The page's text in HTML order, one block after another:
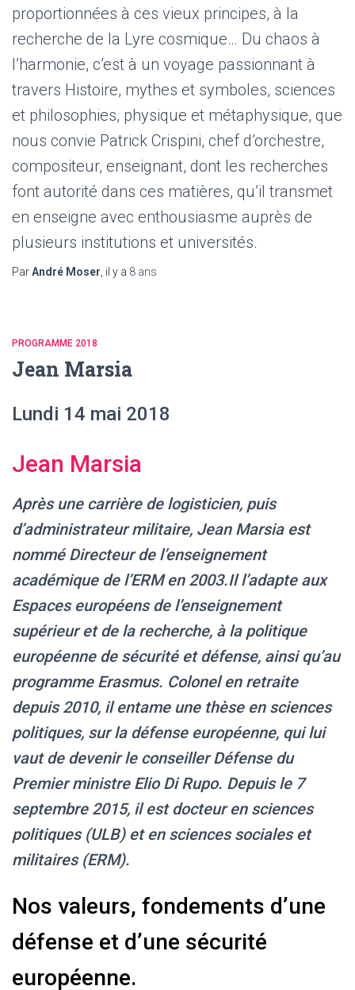
proportionnées à ces vieux principes, à la
recherche de la Lyre cosmique… Du chaos à
l’harmonie, c’est à un voyage passionnant à
travers Histoire, mythes et symboles, sciences
et philosophies, physique et métaphysique, que
nous convie Patrick Crispini, chef d’orchestre,
compositeur, enseignant, dont les recherches
font autorité dans ces matières, qu’il transmet
en enseigne avec enthousiasme auprès de
plusieurs institutions et universités.
ParAndré Moser , il y a 8 ans
PROGRAMME 2018
Jean Marsia
Lundi 14 mai 2018
Jean Marsia
Après une carrière de logisticien, puis
d’administrateur militaire, Jean Marsia est
nommé Directeur de l’enseignement
académique de l’ERM en 2003.Il l’adapte aux
Espaces européens de l’enseignement
supérieur et de la recherche, à la politique
européenne de sécurité et défense, ainsi qu’au
programme Erasmus. Colonel en retraite
depuis 2010, il entame une thèse en sciences
politiques, sur la défense européenne, qui lui
vaut de devenir le conseiller Défense du
Premier ministre Elio Di Rupo. Depuis le 7
septembre 2015, il est docteur en sciences
politiques (ULB) et en sciences sociales et
militaires (ERM).
Nos valeurs, fondements d’une
défense et d’une sécurité
européenne.